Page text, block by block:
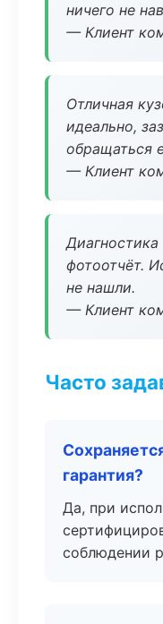
ничего не
— Клиент
Отличная
идеально,
обращаться
— Клиент
фотоотчёт.
не нашли.
— Клиент
Часто
гарантия?
Да, при
соблюдении